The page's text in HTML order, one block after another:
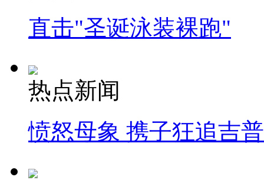
直击"圣诞泳装裸跑"
热点新闻
愤怒母象 携子狂追吉